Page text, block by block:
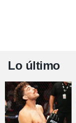
Lo último